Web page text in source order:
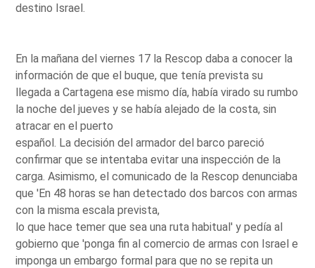
destino Israel.
En la mañana del viernes 17 la Rescop daba a conocer la
información de que el buque, que tenía prevista su
llegada a Cartagena ese mismo día, había virado su rumbo
la noche del jueves y se había alejado de la costa, sin
atracar en el puerto
español. La decisión del armador del barco pareció
confirmar que se intentaba evitar una inspección de la
carga. Asimismo, el comunicado de la Rescop denunciaba
que 'En 48 horas se han detectado dos barcos con armas
con la misma escala prevista,
lo que hace temer que sea una ruta habitual' y pedía al
gobierno que 'ponga fin al comercio de armas con Israel e
imponga un embargo formal para que no se repita un